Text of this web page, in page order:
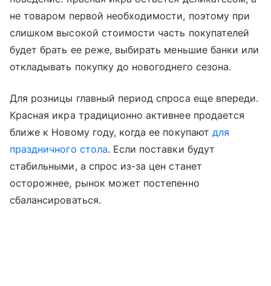
не товаром первой необходимости, поэтому при
слишком высокой стоимости часть покупателей
будет брать ее реже, выбирать меньшие банки или
откладывать покупку до новогоднего сезона.
Для розницы главный период спроса еще впереди.
Красная икра традиционно активнее продается
ближе к Новому году, когда ее покупают для
праздничного стола. Если поставки будут
стабильными, а спрос из-за цен станет
осторожнее, рынок может постепенно
сбалансироваться.